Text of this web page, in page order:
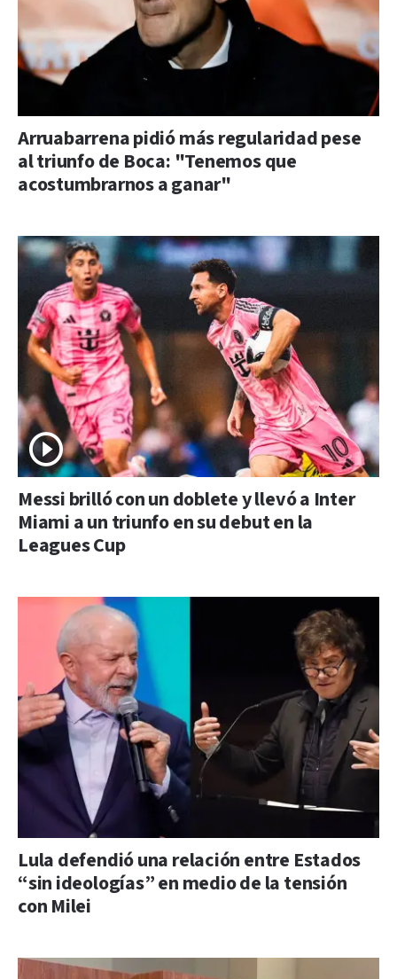
Arruabarrena pidió más regularidad pese
al triunfo de Boca: "Tenemos que
acostumbrarnos a ganar"
Messi brilló con un doblete y llevó a Inter
Miami a un triunfo en su debut en la
Leagues Cup
Lula defendió una relación entre Estados
“sin ideologías” en medio de la tensión
con Milei